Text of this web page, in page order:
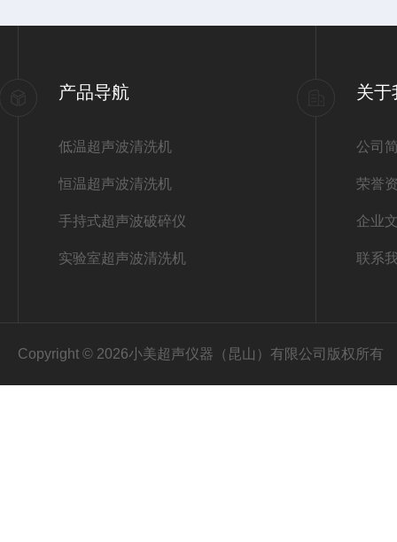
产品导航
低温超声波清洗机
恒温超声波清洗机
手持式超声波破碎仪
实验室超声波清洗机
关于
公司
荣誉
企业
联系
Copyright © 2026小美超声仪器（昆山）有限公司版权所有